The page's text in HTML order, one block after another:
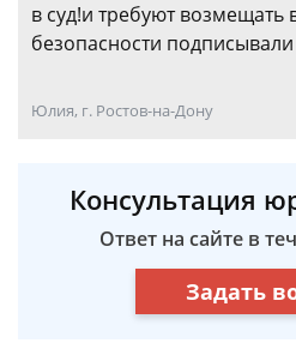
в суд!и требуют возмещать
безопасности
Юлия, г. Ростов-на-Дону
Консультация
Ответ на сайте в
Задать